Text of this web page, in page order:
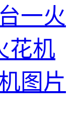
台一火
花机
图片